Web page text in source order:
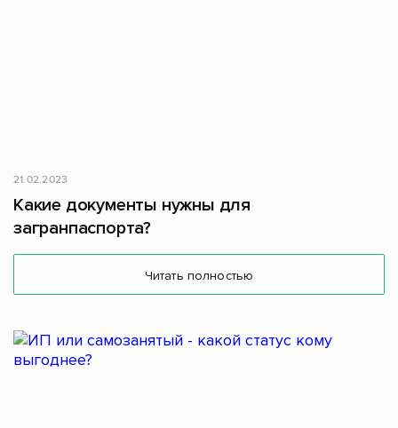
21.02.2023
Какие документы нужны для
загранпаспорта?
Читать полностью